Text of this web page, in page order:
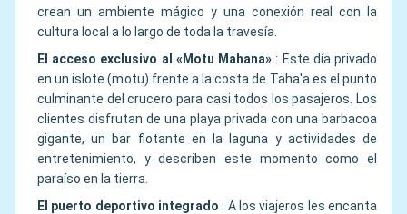
crean un ambiente mágico y una conexión real con la
cultura local a lo largo de toda la travesía.
El acceso exclusivo al «Motu Mahana» : Este día privado
en un islote (motu) frente a la costa de Taha'a es el punto
culminante del crucero para casi todos los pasajeros. Los
clientes disfrutan de una playa privada con una barbacoa
gigante, un bar flotante en la laguna y actividades de
entretenimiento, y describen este momento como el
paraíso en la tierra.
El puerto deportivo integrado : A los viajeros les encanta